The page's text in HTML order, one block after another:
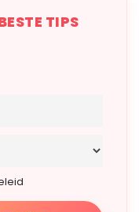
TIPS